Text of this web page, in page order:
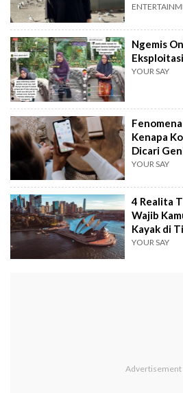
Ngemis
YOUR SAY
Kenapa
Dicari
YOUR SAY
4 Realita
Wajib
Kayak di
YOUR SAY